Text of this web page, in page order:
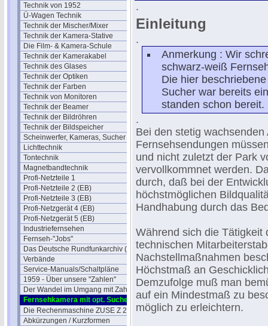
Technik von 1952
Ü-Wagen Technik
Technik der Mischer/Mixer
Technik der Kamera-Stative
Die Film- & Kamera-Schule
Technik der Kamerakabel
Technik des Glases
Technik der Optiken
Technik der Farben
Technik von Monitoren
Technik der Beamer
Technik der Bildröhren
Technik der Bildspeicher
Scheinwerfer, Kameras, Sucher
Lichttechnik
Tontechnik
Magnetbandtechnik
Profi-Netzteile 1
Profi-Netzteile 2 (EB)
Profi-Netzteile 3 (EB)
Profi-Netzgerät 4 (EB)
Profi-Netzgerät 5 (EB)
Industriefernsehen
Fernseh-"Jobs"
Das Deutsche Rundfunkarchiv (DRA)
Verbände
Service-Manuals/Schaltpläne
1959 - Über unsere "Zahlen"
Der Wandel im Umgang mit Zahlen
Fernsehkamera mit opt. Sucher
Die Rechenmaschine ZUSE Z 22
Abkürzungen / Kurzformen
.
Einleitung
.
Anmerkung : Wir
schwarz-weiß
Die hier
Sucher war bereits
standen schon bereit.
.
Bei den stetig
Fernsehsendungen
und nicht zuletzt der Park
vervollkommnet werden.
durch, daß bei der
höchstmöglichen
Handhabung durch das
Während sich die Tätigkeit
technischen
Nachstellmaßnahmen
Höchstmaß an
Demzufolge muß man
auf ein Mindestmaß zu
möglich zu erleichtern.